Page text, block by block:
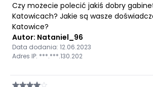
Czy możecie polecić jakiś dobry
Katowicach? Jakie są wasze
Katowice?
Autor: Nataniel_96
Data dodania: 12.06.2023
Adres IP: ***.***.130.202